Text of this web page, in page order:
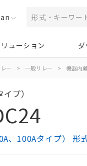
リューション
ー > 一般リレー > 機器内
プ）
、100Aタイプ） 形